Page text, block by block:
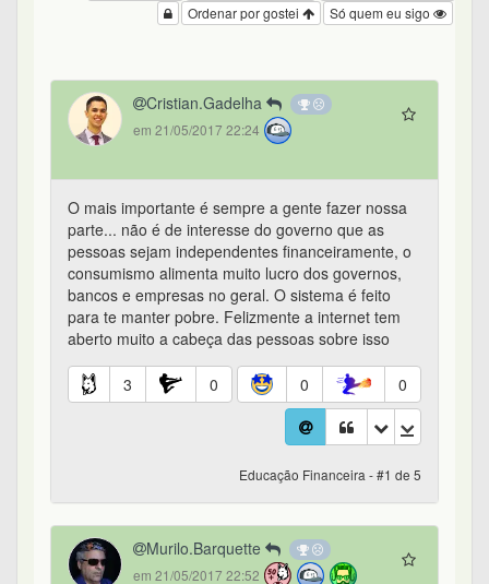
Só quem eu sigo
Ordenar por gostei
Cristian.Gadelha
em 21/05/2017 22:24
O mais importante é sempre a gente fazer nossa
parte... não é de interesse do governo que as
pessoas sejam independentes financeiramente, o
consumismo alimenta muito lucro dos governos,
bancos e empresas no geral. O sistema é feito
para te manter pobre. Felizmente a internet tem
aberto muito a cabeça das pessoas sobre isso
3 0 0 0
Educação Financeira - #1 de 5
Murilo.Barquette
em 21/05/2017 22:52